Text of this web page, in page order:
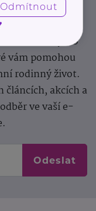
na každý den,
Takový je
se k jeho
vám pomohou
rodinný život.
článcích, akcích a
ve vaší e-
Odeslat
Odmítnout